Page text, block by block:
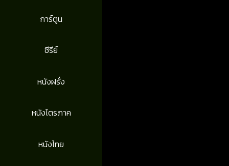
การ์ตูน
ซีรีย์
หนังฝรั่ง
หนังไตรภาค
หนังไทย